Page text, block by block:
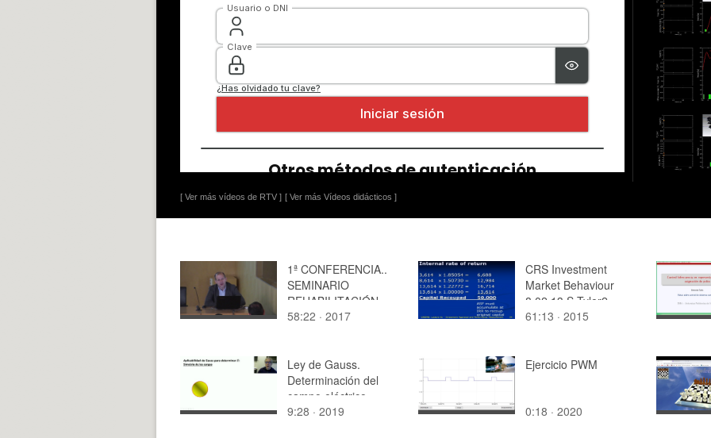
[ Ver más vídeos de RTV ] [ Ver más Vídeos didácticos ]
1ª CONFERENCIA..
SEMINARIO
REHABILITACIÓN
ENERGÉTICA Y
PATRIMONIO.
RAFAEL SUÁREZ
MEDINA
58:22 · 2017
CRS Investment
Market Behaviour
8.02.13 S.Tyler2
61:13 · 2015
Ley de Gauss.
Determinación del
campo eléctrico
9:28 · 2019
Ejercicio PWM
0:18 · 2020